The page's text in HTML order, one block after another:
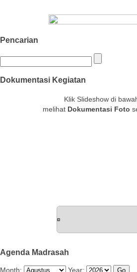
Pencarian
Dokumentasi Kegiatan
Klik Slideshow di
melihat Dokumentasi Foto
Agenda Madrasah
Month: Year: